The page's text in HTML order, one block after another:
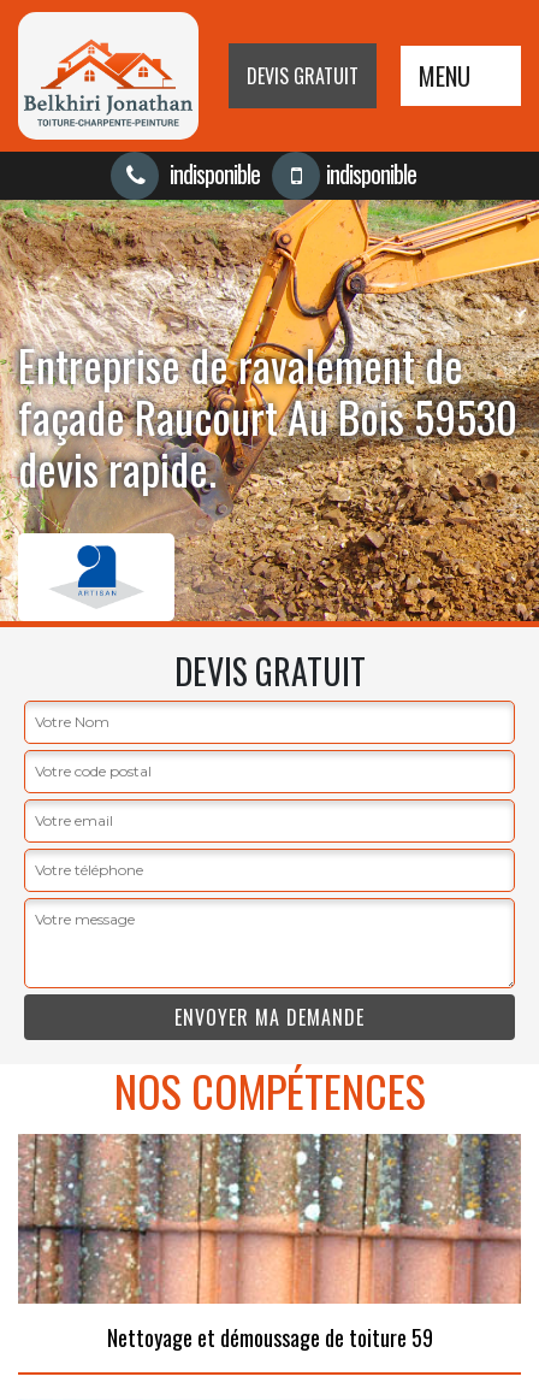
DEVIS GRATUIT MENU
indisponible indisponible
Entreprise de ravalement de
façade Raucourt Au Bois 59530
devis rapide.
DEVIS GRATUIT
NOS COMPÉTENCES
Nettoyage et démoussage de toiture 59